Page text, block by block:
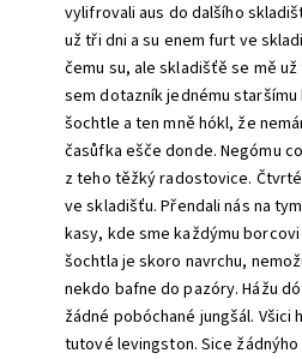
vylifrovali aus do dalšího
už tři dni asu enem furt ve
čemu su, ale skladišťě se mě
semdotazník jednému staršímu
šochtle aten mně hókl, že
časůfka ešče donde. Negómu
zteho těžký radostovice.
ve skladišťu. Přendali nás na
kasy, kde sme každýmu
šochtla je skoro navrchu,
nekdo bafne do pazóry.Hážu
žádné pobóchané jungšál. Všici
tutové levingston. Sice